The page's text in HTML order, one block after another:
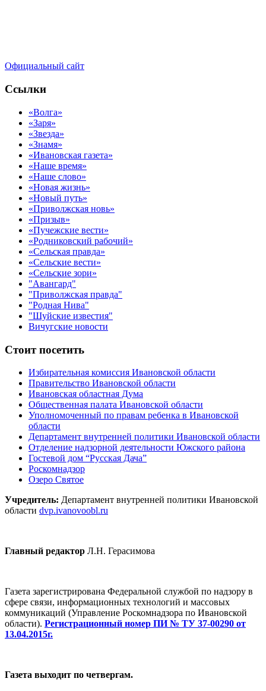
Официальный сайт
Ссылки
«Волга»
«Заря»
«Звезда»
«Знамя»
«Ивановская газета»
«Наше время»
«Наше слово»
«Новая жизнь»
«Новый путь»
«Приволжская новь»
«Призыв»
«Пучежские вести»
«Родниковский рабочий»
«Сельская правда»
«Сельские вести»
«Сельские зори»
"Авангард"
"Приволжская правда"
"Родная Нива"
"Шуйские известия"
Вичугские новости
Стоит посетить
Избирательная комиссия Ивановской области
Правительство Ивановской области
Ивановская областная Дума
Общественная палата Ивановской области
Уполномоченный по правам ребенка в Ивановской
области
Департамент внутренней политики Ивановской области
Отделение надзорной деятельности Южского района
Гостевой дом “Русская Дача”
Роскомнадзор
Озеро Святое
Учредитель: Департамент внутренней политики Ивановской
области dvp.ivanovoobl.ru
Главный редактор Л.Н. Герасимова
Газета зарегистрирована Федеральной службой по надзору в
сфере связи, информационных технологий и массовых
коммуникаций (Управление Роскомнадзора по Ивановской
области). Регистрационный номер ПИ № ТУ 37-00290 от
13.04.2015г.
Газета выходит по четвергам.